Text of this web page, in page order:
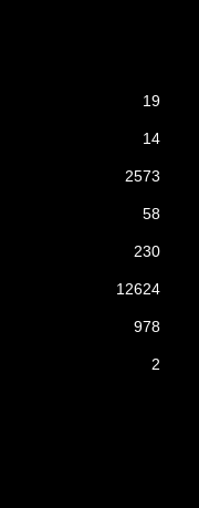
19
14
2573
58
230
12624
978
2